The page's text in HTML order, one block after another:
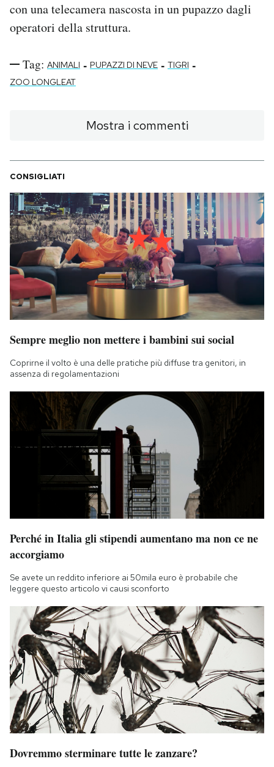
I MIEI PREFERITI
Area Personale
Newsletter
Notifiche mobile
Regala il Post
Hai bisogno di aiuto?
Esci
con una telecamera nascosta in un pupazzo dagli
operatori della struttura.
Tag: ANIMALI - PUPAZZI DI NEVE - TIGRI -
ZOO LONGLEAT
Mostra i commenti
CONSIGLIATI
Sempre meglio non mettere i bambini sui social
Coprirne il volto è una delle pratiche più diffuse tra genitori, in
assenza di regolamentazioni
Perché in Italia gli stipendi aumentano ma non ce ne
accorgiamo
Se avete un reddito inferiore ai 50mila euro è probabile che
leggere questo articolo vi causi sconforto
Dovremmo sterminare tutte le zanzare?